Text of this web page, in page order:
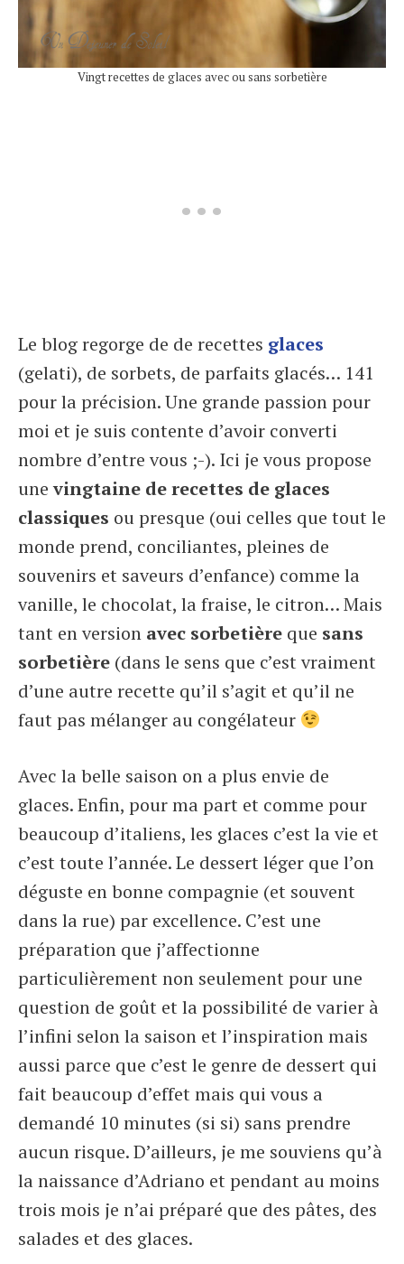
Vingt recettes de glaces avec ou sans sorbetière
Le blog regorge de de recettes glaces
(gelati), de sorbets, de parfaits glacés… 141
pour la précision. Une grande passion pour
moi et je suis contente d’avoir converti
nombre d’entre vous ;-). Ici je vous propose
unevingtaine de recettes de glaces
classiques ou presque (oui celles que tout le
monde prend, conciliantes, pleines de
souvenirs et saveurs d’enfance) comme la
vanille, le chocolat, la fraise, le citron… Mais
tant en version avec sorbetière que sans
sorbetière (dans le sens que c’est vraiment
d’une autre recette qu’il s’agit et qu’il ne
faut pas mélanger au congélateur
Avec la belle saison on a plus envie de
glaces. Enfin, pour ma part et comme pour
beaucoup d’italiens, les glaces c’est la vie et
c’est toute l’année. Le dessert léger que l’on
déguste en bonne compagnie (et souvent
dans la rue) par excellence. C’est une
préparation que j’affectionne
particulièrement non seulement pour une
question de goût et la possibilité de varier à
l’infini selon la saison et l’inspiration mais
aussi parce que c’est le genre de dessert qui
fait beaucoup d’effet mais qui vous a
demandé 10 minutes (si si) sans prendre
aucun risque. D’ailleurs, je me souviens qu’à
la naissance d’Adriano et pendant au moins
trois mois je n’ai préparé que des pâtes, des
salades et des glaces.